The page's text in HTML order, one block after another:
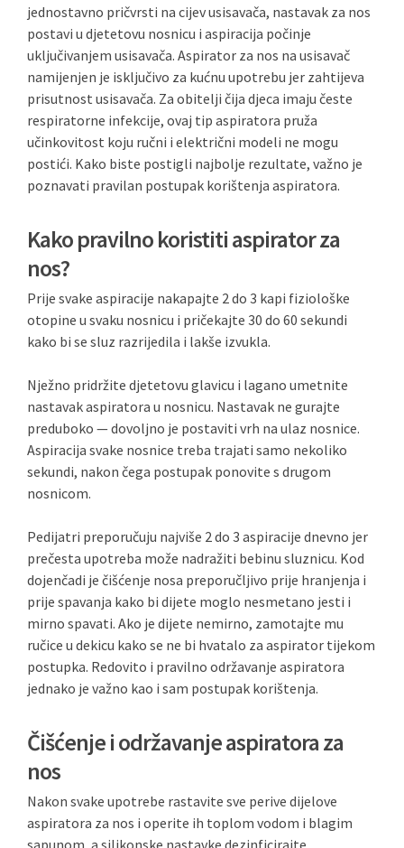
jednostavno pričvrsti na cijev usisavača, nastavak za nos
postavi u djetetovu nosnicu i aspiracija počinje
uključivanjem usisavača. Aspirator za nos na usisavač
namijenjen je isključivo za kućnu upotrebu jer zahtijeva
prisutnost usisavača. Za obitelji čija djeca imaju česte
respiratorne infekcije, ovaj tip aspiratora pruža
učinkovitost koju ručni i električni modeli ne mogu
postići. Kako biste postigli najbolje rezultate, važno je
poznavati pravilan postupak korištenja aspiratora.
Kako pravilno koristiti aspirator za
nos?
Prije svake aspiracije nakapajte 2 do 3 kapi fiziološke
otopine u svaku nosnicu i pričekajte 30 do 60 sekundi
kako bi se sluz razrijedila i lakše izvukla.
Nježno pridržite djetetovu glavicu i lagano umetnite
nastavak aspiratora u nosnicu. Nastavak ne gurajte
preduboko — dovoljno je postaviti vrh na ulaz nosnice.
Aspiracija svake nosnice treba trajati samo nekoliko
sekundi, nakon čega postupak ponovite s drugom
nosnicom.
Pedijatri preporučuju najviše 2 do 3 aspiracije dnevno jer
prečesta upotreba može nadražiti bebinu sluznicu. Kod
dojenčadi je čišćenje nosa preporučljivo prije hranjenja i
prije spavanja kako bi dijete moglo nesmetano jesti i
mirno spavati. Ako je dijete nemirno, zamotajte mu
ručice u dekicu kako se ne bi hvatalo za aspirator tijekom
postupka. Redovito i pravilno održavanje aspiratora
jednako je važno kao i sam postupak korištenja.
Čišćenje i održavanje aspiratora za
nos
Nakon svake upotrebe rastavite sve perive dijelove
aspiratora za nos i operite ih toplom vodom i blagim
sapunom, a silikonske nastavke dezinficirajte